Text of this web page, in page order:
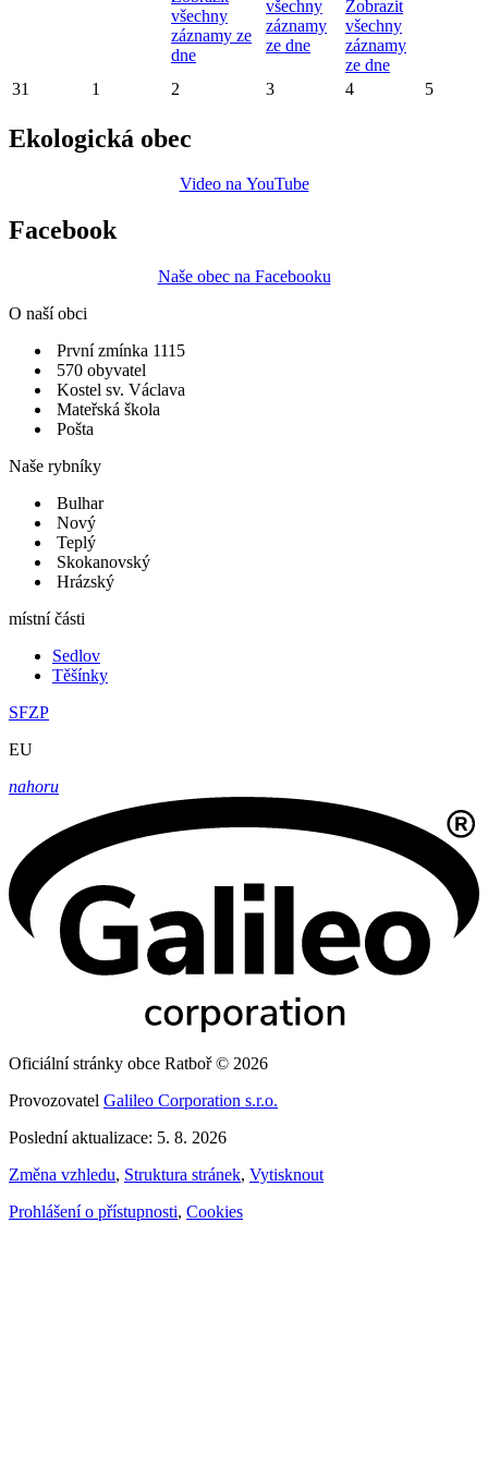
všechny
záznamy ze
dne
všechny
záznamy
ze dne
Zobrazit
všechny
záznamy
ze dne
31 1 2 3 4 5
Ekologická obec
Video na YouTube
Facebook
Naše obec na Facebooku
O naší obci
První zmínka 1115
570 obyvatel
Kostel sv. Václava
Mateřská škola
Pošta
Naše rybníky
Bulhar
Nový
Teplý
Skokanovský
Hrázský
místní části
Sedlov
Těšínky
SFZP
EU
nahoru
Oficiální stránky obce Ratboř © 2026
Provozovatel Galileo Corporation s.r.o.
Poslední aktualizace: 5. 8. 2026
Změna vzhledu, Struktura stránek, Vytisknout
Prohlášení o přístupnosti, Cookies